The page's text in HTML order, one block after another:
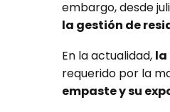
embargo, desde
la gestión de
En la actualidad, la
requerido por la
empaste y su